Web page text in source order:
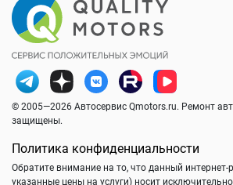
© 2005—2026 Автосервис Qmotors.ru. Ремонт
защищены.
Политика конфиденциальности
Обратите внимание на то, что данный интернет-
указанные цены на услуги) носит